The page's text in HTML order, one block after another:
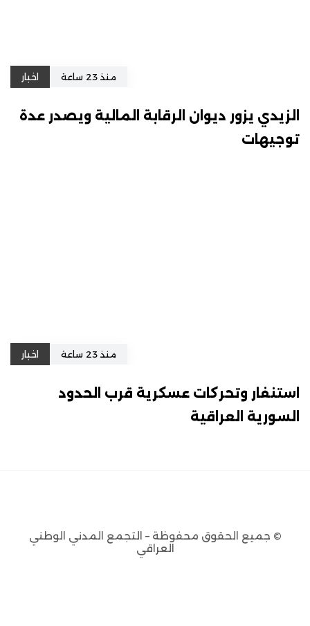
منذ 23 ساعة اخبار
الزيدي يزور ديوان الرقابة المالية ويصدر عدة
توجيهات
منذ 23 ساعة اخبار
استنفار وتحركات عسكرية قرب الحدود
السورية العراقية
© جميع الحقوق محفوظة – التجمع المدني الوطني
العراقي